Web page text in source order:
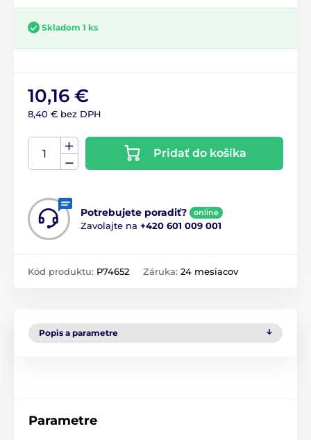
Skladom 1 ks
10,16 €
8,40 € bez DPH
Pridať do košíka
Potrebujete poradiť? online
Zavolajte na +420 601 009 001
Kód produktu: P74652 Záruka: 24 mesiacov
Popis a parametre
Parametre